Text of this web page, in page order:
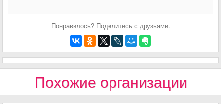
Понравилось? Поделитесь с друзьями.
Похожие организации